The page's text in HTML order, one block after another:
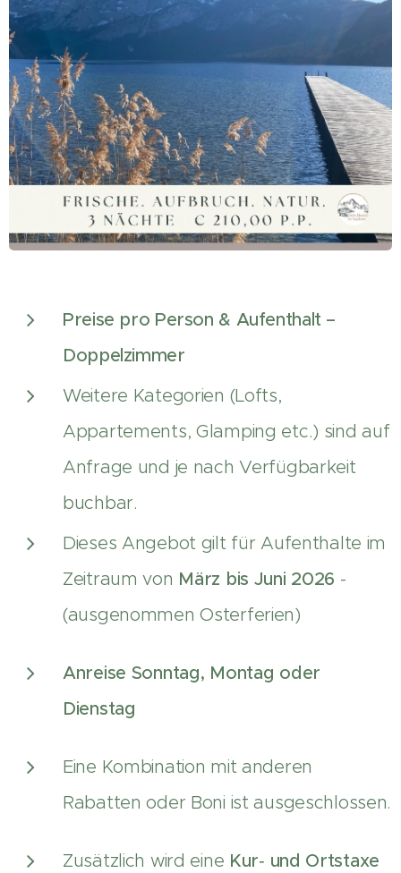
Preise pro Person & Aufenthalt –
Doppelzimmer
Weitere Kategorien (Lofts,
Appartements, Glamping etc.) sind auf
Anfrage und je nach Verfügbarkeit
buchbar.
Dieses Angebot gilt für Aufenthalte im
Zeitraum von März bis Juni 2026 -
(ausgenommen Osterferien)
Anreise Sonntag, Montag oder
Dienstag
Eine Kombination mit anderen
Rabatten oder Boni ist ausgeschlossen.
Zusätzlich wird eine Kur‑ und Ortstaxe